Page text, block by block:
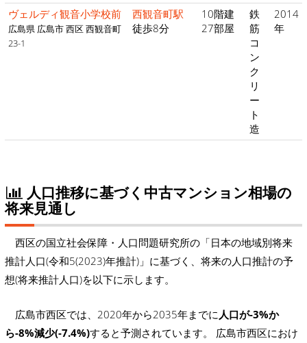
ヴェルディ観音小学校前
広島県 広島市 西区 西観音町
23-1
西観音町駅
徒歩8分
10階建
27部屋
鉄
筋
コ
ン
ク
リ
ー
ト
造
2014
年
人口推移に基づく中古マンション相場の
将来見通し
西区の国立社会保障・人口問題研究所の「日本の地域別将来
推計人口(令和5(2023)年推計)」に基づく、将来の人口推計の予
想(将来推計人口)を以下に示します。
広島市西区では、2020年から2035年までに 人口が-3%か
ら-8%減少(-7.4%)すると予測されています。 広島市西区におけ